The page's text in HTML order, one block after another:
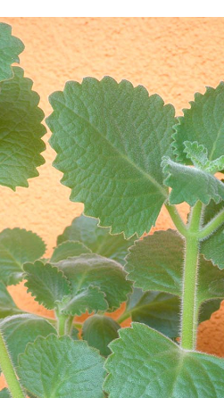
Čvc
2026
05
Jak zabezpečit dům před
odjezdem na dovolenou
Lis
2025
10
Jaká světla se hodí do
kuchyně: Praktické tipy a
doporučení